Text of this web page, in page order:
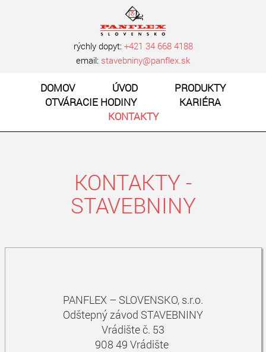
rýchly dopyt: +421 34 668 4188
email: stavebniny@panflex.sk
DOMOV ÚVOD
PRODUKTY
OTVÁRACIE HODINY
KARIÉRA
KONTAKTY
KONTAKTY -
STAVEBNINY
PANFLEX – SLOVENSKO, s.r.o.
Odštepný závod STAVEBNINY
Vrádište č. 53
908 49 Vrádište